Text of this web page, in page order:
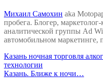
Михаил Самохин aka
пробега. Блогер,
аналитической группы Ad
автомобильном маркетинге,
Навигация
по
Казань ночная торговля
технологии
Казань. Ближе к ночи…